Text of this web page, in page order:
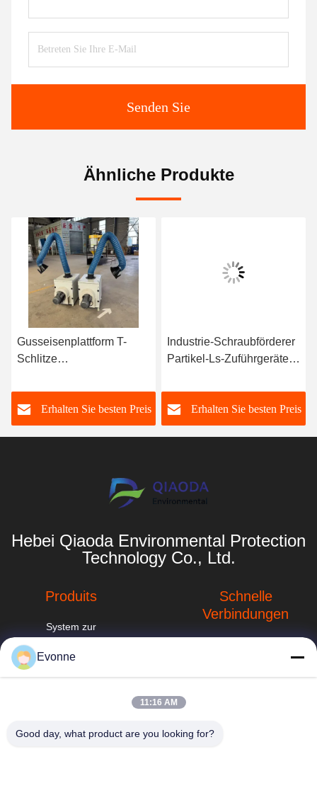
Senden Sie
Ähnliche Produkte
Gusseisenplattform T-
Schlitze
Bettplatte
Schweißplattform
Prüftisch Arbeitstisch
Erhalten Sie besten Preis
Industrie-Schraubförderer
Partikel-Ls-Zuführgeräte
Erhalten Sie besten Preis
Hebei Qiaoda Environmental Protection
Technology Co., Ltd.
Produits
System zur
Sammlung von
Staub aus der
Sprühturmwäscher
hbkedacc@gmail.com
86-0317-
Schnelle
Verbindungen
Evonne
11:16 AM
Good day, what product are you looking for?